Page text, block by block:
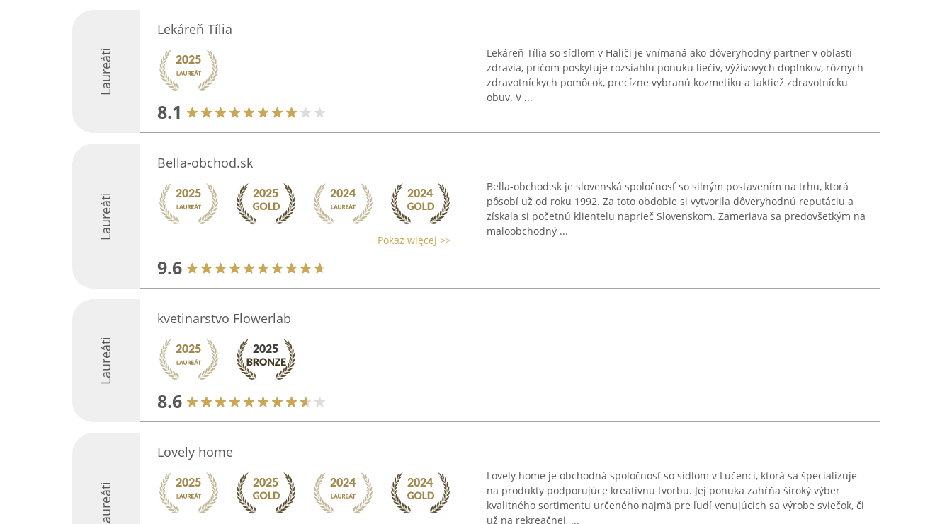
Laureáti
Lekáreň Tília
8.1
Lekáreň Tília so sídlom v Haliči je vnímaná ako dôveryhodný partner v oblasti
zdravia, pričom poskytuje rozsiahlu ponuku liečiv, výživových doplnkov, rôznych
zdravotníckych pomôcok, precízne vybranú kozmetiku a taktiež zdravotnícku
obuv. V ...
Laureáti
Bella-obchod.sk
Pokaż więcej >>
9.6
Bella-obchod.sk je slovenská spoločnosť so silným postavením na trhu, ktorá
pôsobí už od roku 1992. Za toto obdobie si vytvorila dôveryhodnú reputáciu a
získala si početnú klientelu naprieč Slovenskom. Zameriava sa predovšetkým na
maloobchodný ...
Laureáti
kvetinarstvo Flowerlab
8.6
Laureáti
Lovely home
Lovely home je obchodná spoločnosť so sídlom v Lučenci, ktorá sa špecializuje
na produkty podporujúce kreatívnu tvorbu. Jej ponuka zahŕňa široký výber
kvalitného sortimentu určeného najmä pre ľudí venujúcich sa výrobe sviečok, či
už na rekreačnej, ...